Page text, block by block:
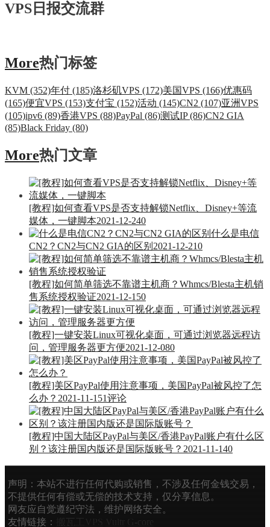
VPS日报交流群
More热门标签
KVM (352)年付 (185)洛杉矶VPS (172)美国VPS (166)优惠码
(165)便宜VPS (153)支付宝 (152)活动 (145)CN2 (107)亚洲VPS
(105)ipv6 (89)香港VPS (88)PayPal (86)测试IP (86)CN2 GIA
(85)Black Friday (80)
More热门文章
[教程]如何查看VPS是否支持解锁Netflix、Disney+等流
媒体，一键脚本2021-12-240
什么是电信
CN2？CN2与CN2 GIA的区别 2021-12-210
[教程]如何简单筛选不靠谱主机商？Whmcs/Blesta主机销
售系统授权验证2021-12-150
[教程]一键安装Linux可视化桌面，可通过浏览器远程访
问，管理服务器更方便2021-12-080
[教程]美区PayPal使用注意事项，美国PayPal被风控了怎
么办？ 2021-11-151评论
[教程]中国大陆区PayPal与美区/香港PayPal账户有什么区
别？该注册国内版还是国际版账号？ 2021-11-140
声明：本站不进行任何代购或销售，不涉及任何金钱交易，
不提供任何有偿或无偿的技术支持，仅分享信息。
网友应自觉遵纪守法，维护网络安全。
友情链接： 搬瓦工VPS Vultr G-core